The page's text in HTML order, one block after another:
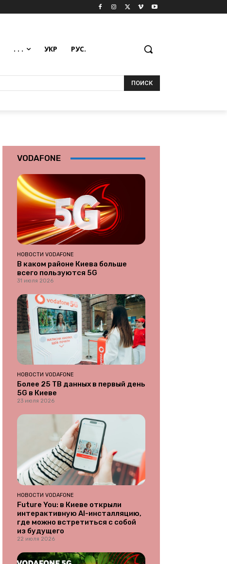
. . . УКР РУС.
ПОИСК
VODAFONE
НОВОСТИ VODAFONE
В каком районе Киева больше
всего пользуются 5G
31 июля 2026
НОВОСТИ VODAFONE
Более 25 ТВ данных в первый день
5G в Киеве
23 июля 2026
НОВОСТИ VODAFONE
Future You: в Киеве открыли
интерактивную AI-инсталляцию,
где можно встретиться с собой
из будущего
22 июля 2026